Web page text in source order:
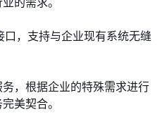
口，支持与企业现有系统无缝
，根据企业的特殊需求进行
美契合。